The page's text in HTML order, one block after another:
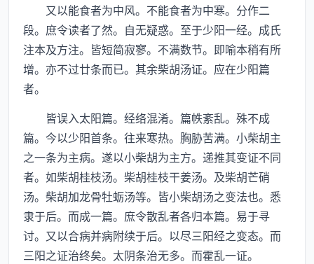
又以能食者为中风。不能食者为中寒。分作二
段。庶令读者了然。自无疑惑。至于少阳一经。成氏
注本及方注。皆短简寂寥。不满数节。即喻本稍有所
增。亦不过廿条而已。其余柴胡汤证。应在少阳篇
者。
皆误入太阳篇。经络混淆。篇帙紊乱。殊不成
篇。今以少阳首条。往来寒热。胸胁苦满。小柴胡主
之一条为主病。遂以小柴胡为主方。递推其变证不同
者。如柴胡桂枝汤。柴胡桂枝干姜汤。及柴胡芒硝
汤。柴胡加龙骨牡蛎汤等。皆小柴胡汤之变法也。悉
隶于后。而成一篇。庶令散乱者各归本篇。易于寻
讨。又以合病并病附续于后。以尽三阳经之变态。而
三阳之证治终矣。太阴条治无多。而霍乱一证。